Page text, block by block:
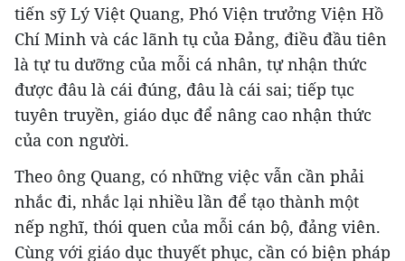
tiến sỹ Lý Việt Quang, Phó Viện trưởng Viện Hồ
Chí Minh và các lãnh tụ của Đảng, điều đầu tiên
là tự tu dưỡng của mỗi cá nhân, tự nhận thức
được đâu là cái đúng, đâu là cái sai; tiếp tục
tuyên truyền, giáo dục để nâng cao nhận thức
của con người.
Theo ông Quang, có những việc vẫn cần phải
nhắc đi, nhắc lại nhiều lần để tạo thành một
nếp nghĩ, thói quen của mỗi cán bộ, đảng viên.
Cùng với giáo dục thuyết phục, cần có biện pháp